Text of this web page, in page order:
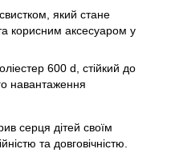
який стане
корисним аксесуаром у
600 d, стійкий до
навантаження
серця дітей своїм
та довговічністю.